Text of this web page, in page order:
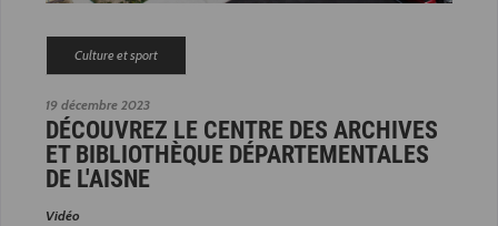
19 décembre 2023
Culture et sport
DÉCOUVREZ LE CENTRE DES ARCHIVES
ET BIBLIOTHÈQUE DÉPARTEMENTALES
DE L'AISNE
Vidéo